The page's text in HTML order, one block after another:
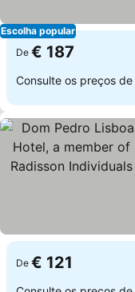
Escolha popular
De € 187
Consulte os preços de
De € 121